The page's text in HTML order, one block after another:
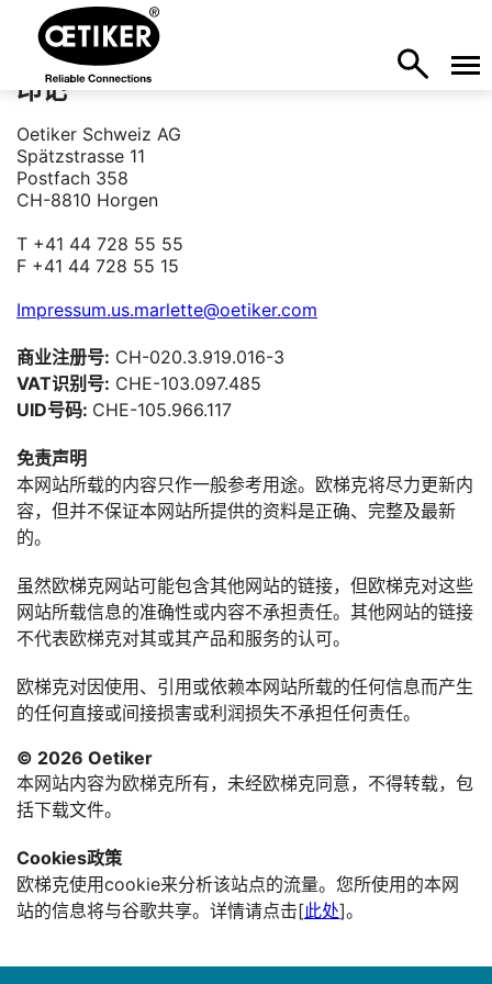
印记
Oetiker Schweiz AG
Spätzstrasse 11
Postfach 358
CH-8810 Horgen
T +41 44 728 55 55
F +41 44 728 55 15
Impressum.us.marlette@oetiker.com
商业注册号: CH-020.3.919.016-3
VAT识别号: CHE-103.097.485
UID号码: CHE-105.966.117
免责声明
本网站所载的内容只作一般参考用途。欧梯克将尽力更新内
容，但并不保证本网站所提供的资料是正确、完整及最新
的。
虽然欧梯克网站可能包含其他网站的链接，但欧梯克对这些
网站所载信息的准确性或内容不承担责任。其他网站的链接
不代表欧梯克对其或其产品和服务的认可。
欧梯克对因使用、引用或依赖本网站所载的任何信息而产生
的任何直接或间接损害或利润损失不承担任何责任。
© 2026 Oetiker
本网站内容为欧梯克所有，未经欧梯克同意，不得转载，包
括下载文件。
Cookies政策
欧梯克使用cookie来分析该站点的流量。您所使用的本网
站的信息将与谷歌共享。详情请点击[此处]。